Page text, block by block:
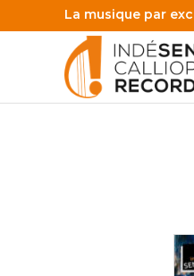
La musique par